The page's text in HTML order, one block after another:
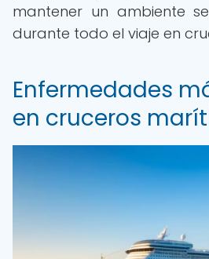
mantener un ambiente
durante todo el viaje en
Enfermedades
en cruceros